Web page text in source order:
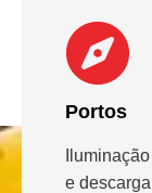
Portos
e